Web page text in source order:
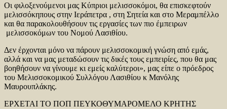
Οι φιλοξενούμενοι μας Κύπριοι μελισσοκόμοι, θα επισκεφτούν
μελισσόκηπους στην Ιεράπετρα , στη Σητεία και στο Μεραμπέλλο
και θα παρακολουθήσουν τις εργασίες των πιο έμπειρων
μελισσοκόμων του Νομού Λασιθίου.
Δεν έρχονται μόνο να πάρουν μελισσοκομική γνώση από εμάς,
αλλά και να μας μεταδώσουν τις δικές τους εμπειρίες, που θα μας
βοηθήσουν να γίνουμε κι εμείς καλύτεροι», μας είπε ο πρόεδρος
του Μελισσοκομικού Συλλόγου Λασιθίου κ Μανόλης
Μαυρουπλάκης.
ΕΡΧΕΤΑΙ ΤΟ ΠΟΠ ΠΕΥΚΟΘΥΜΑΡΟΜΕΛΟ ΚΡΗΤΗΣ